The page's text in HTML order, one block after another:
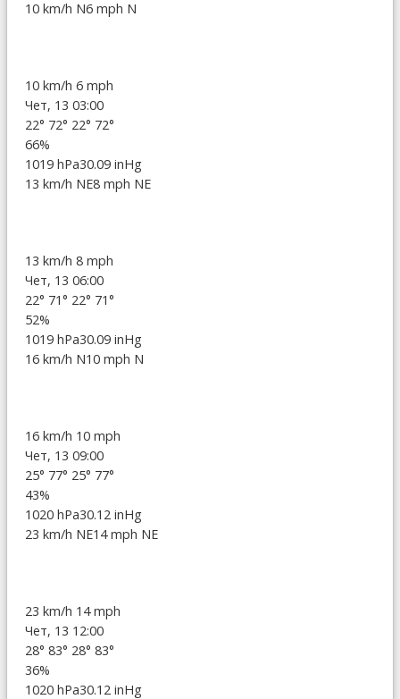
10 km/h N6 mph N
10 km/h 6 mph
Чет, 13 03:00
22° 72° 22° 72°
66%
1019 hPa30.09 inHg
13 km/h NE8 mph NE
13 km/h 8 mph
Чет, 13 06:00
22° 71° 22° 71°
52%
1019 hPa30.09 inHg
16 km/h N10 mph N
16 km/h 10 mph
Чет, 13 09:00
25° 77° 25° 77°
43%
1020 hPa30.12 inHg
23 km/h NE14 mph NE
23 km/h 14 mph
Чет, 13 12:00
28° 83° 28° 83°
36%
1020 hPa30.12 inHg